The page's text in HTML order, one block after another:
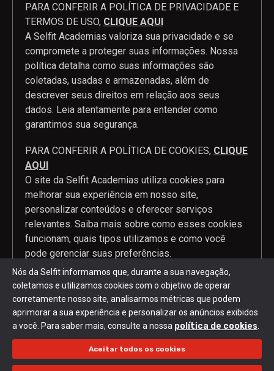
PARA CONFERIR A POLÍTICA DE PRIVACIDADE E
TERMOS DE USO, CLIQUE AQUI
A Selfit Academias valoriza sua privacidade e se
compromete a proteger suas informações. Nossa
política detalha como suas informações são
coletadas, usadas e armazenadas, além de
descrever seus direitos em relação aos seus
dados. Leia atentamente para entender como
garantimos sua segurança.
PARA CONFERIR A POLÍTICA DE COOKIES, CLIQUE
AQUI
O site da Selfit Academias utiliza cookies para
melhorar sua experiência em nosso site,
personalizar conteúdos e oferecer serviços
relevantes. Saiba mais sobre como esses cookies
funcionam, quais tipos utilizamos e como você
pode gerenciar suas preferências.
2024 Selfit © Todos os direitos reservados. Desenvolvido por
Mobi2buy
Política de privacidade e Termos de uso | Política de cookies
Nós da Selfit informamos que, durante a sua navegação,
coletamos e utilizamos cookies com o objetivo de operar
corretamente nosso site, analisarmos métricas que podem
aprimorar a sua experiência e personalizar os anúncios exibidos
a você. Para saber mais, consulte a nossa política de cookies
Aceitar todos os cookies